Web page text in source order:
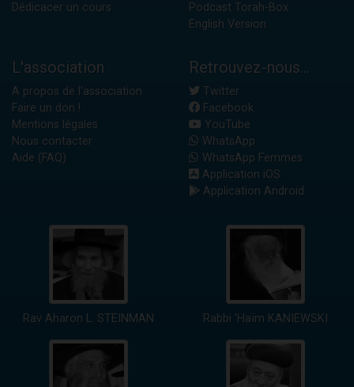
Dédicacer un cours
Podcast Torah-Box
English Version
L'association
A propos de l'association
Faire un don !
Mentions légales
Nous contacter
Aide (FAQ)
Retrouvez-nous...
Twitter
Facebook
YouTube
WhatsApp
WhatsApp Femmes
Application iOS
Application Android
Rav Aharon L. STEINMAN Rabbi 'Haïm KANIEWSKI